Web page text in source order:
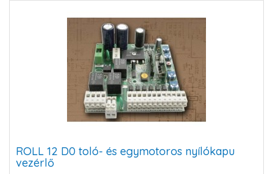
ROLL 12 D0 toló- és egymotoros nyílókapu
vezérlő